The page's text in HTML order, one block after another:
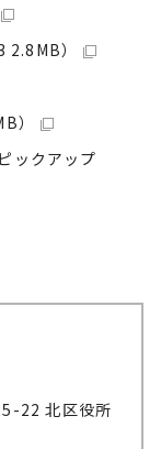
）
）
ックアップ
22 北区役所